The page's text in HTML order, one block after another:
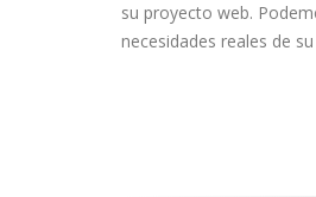
su proyecto web.
necesidades reales de